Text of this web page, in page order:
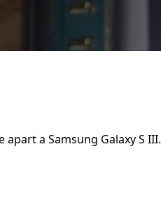
a Samsung Galaxy S III.